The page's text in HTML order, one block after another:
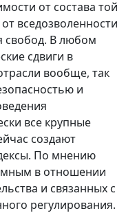
от состава той
вседозволенности
свобод. В любом
сдвиги в
вообще, так
и
все крупные
создают
По мнению
в отношении
и связанных с
регулирования.